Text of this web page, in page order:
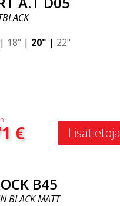
| 18" | 20" | 22"
€ Lisätietoja
B45
BLACK MATT